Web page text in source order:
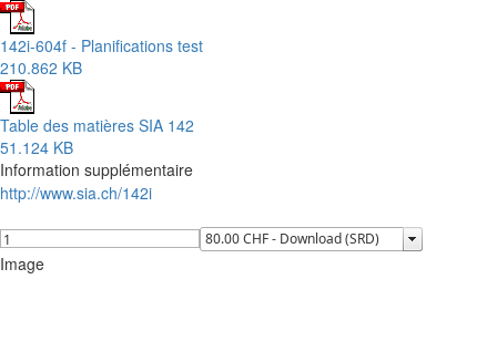
142i-604f - Planifications test
210.862 KB
Table des matières SIA 142
51.124 KB
Information supplémentaire
http://www.sia.ch/142i
Image